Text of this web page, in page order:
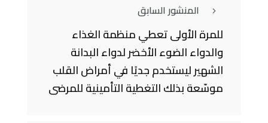
المنشور السابق
للمرة الأولى تعطي منظمة الغذاء
والدواء الضوء الأخضر لدواء البدانة
الشهير ليستخدم جديًا في أمراض القلب
موسّعة بذلك التغطية التأمينية للمرضى